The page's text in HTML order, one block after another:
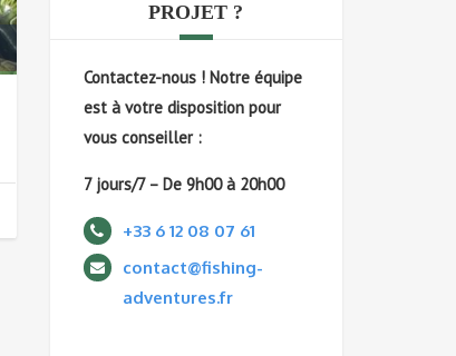
PROJET ?
Contactez-nous ! Notre équipe
est à votre disposition pour
vous conseiller :
7 jours/7 – De 9h00 à 20h00
+33 6 12 08 07 61
contact@fishing-
adventures.fr